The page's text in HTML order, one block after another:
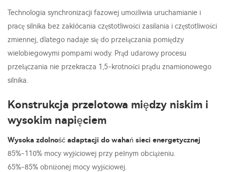
Technologia synchronizacji fazowej umożliwia uruchamianie i
pracę silnika bez zakłócania częstotliwości zasilania i częstotliwości
zmiennej, dlatego nadaje się do przełączania pomiędzy
wielobiegowymi pompami wody. Prąd udarowy procesu
przełączania nie przekracza 1,5-krotności prądu znamionowego
silnika.
Konstrukcja przelotowa między niskim i
wysokim napięciem
Wysoka zdolność adaptacji do wahań sieci energetycznej
85%-110% mocy wyjściowej przy pełnym obciążeniu.
65%-85% obniżonej mocy wyjściowej.